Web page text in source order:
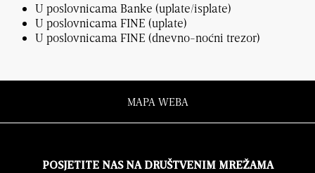
U poslovnicama Banke (uplate/isplate)
U poslovnicama FINE (uplate)
U poslovnicama FINE (dnevno-noćni trezor)
MAPA WEBA
POSJETITE NAS NA DRUŠTVENIM MREŽAMA